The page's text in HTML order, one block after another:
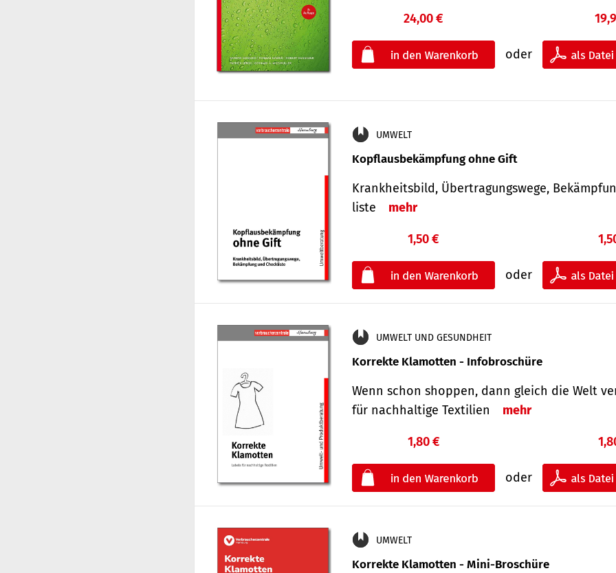
24,00 €
oder
UMWELT
Kopflausbekämpfung ohne Gift
Krankheits­bild, Übertra­gungs­wege,
liste
mehr
1,50 €
oder
UMWELT UND GESUNDHEIT
Korrekte Klamotten - Infobroschüre
Wenn schon shoppen, dann gleich die Welt
für nachhaltige Textilien
mehr
1,80 €
oder
UMWELT
Korrekte Klamotten - Mini-Broschüre